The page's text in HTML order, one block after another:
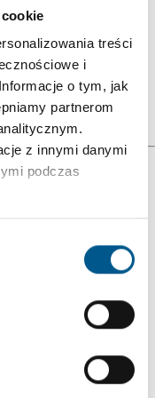
treści
i
o tym, jak
partnerom
z innymi danymi
podczas